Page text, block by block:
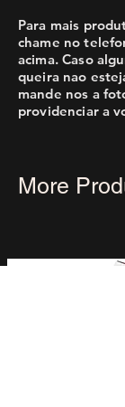
Para mais
chame no
acima. Caso
queira nao
mande nos a
providenciar a
More